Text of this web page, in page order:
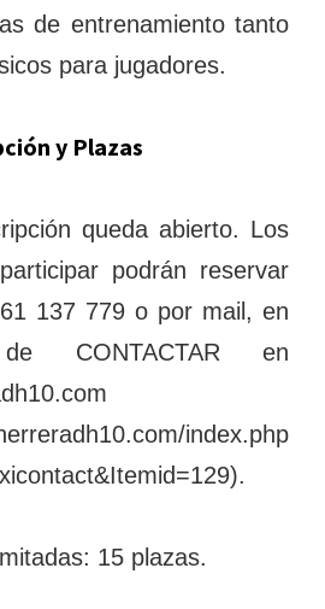
de entrenamiento tanto
para jugadores.
y Plazas
queda abierto. Los
podrán reservar
137 779 o por mail, en
CONTACTAR en
index.php
15 plazas.